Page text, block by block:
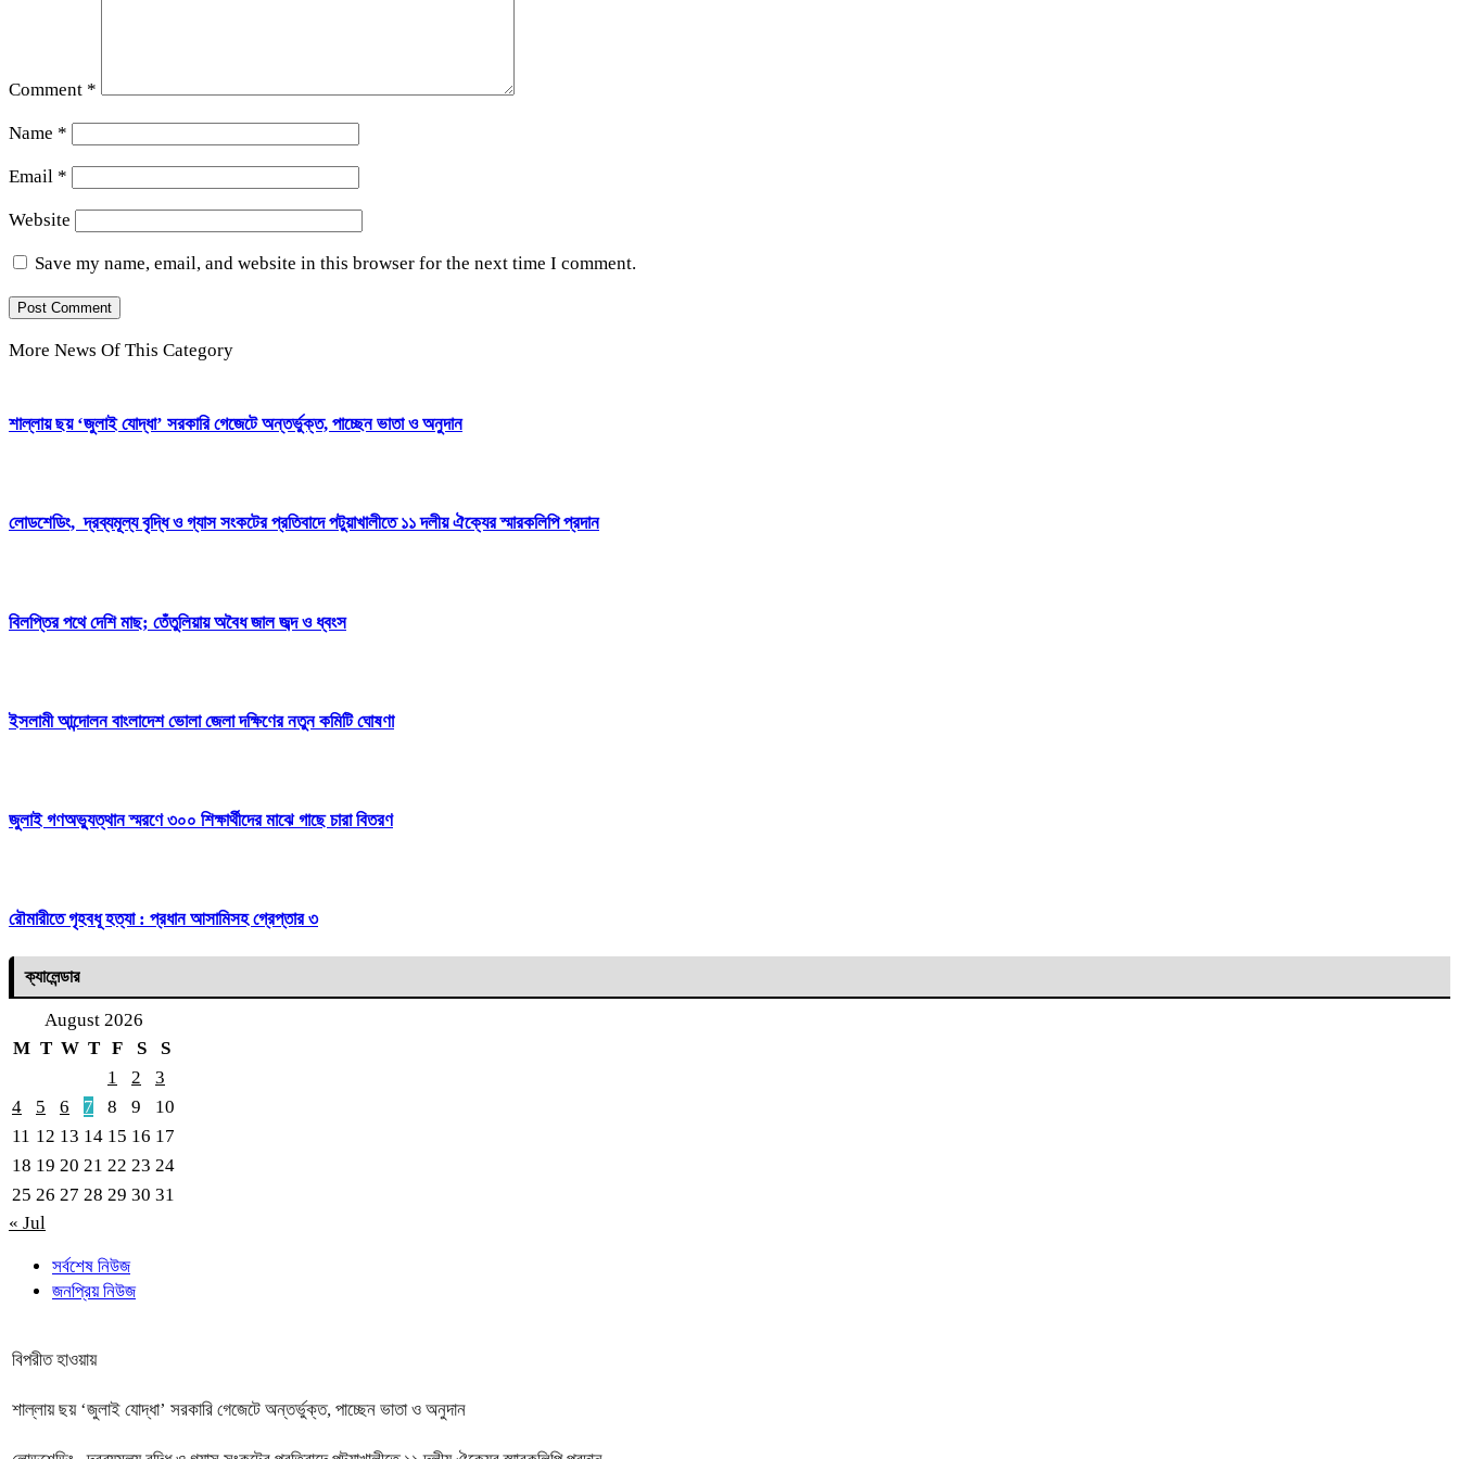
Comment *
Name *
Email *
Website
Save my name, email, and website in this browser for the next time I comment.
More News Of This Category
শাল্লায় ছয় ‘জুলাই যোদ্ধা’ সরকারি গেজেটে অন্তর্ভুক্ত, পাচ্ছেন ভাতা ও অনুদান
লোডশেডিং, দ্রব্যমূল্য বৃদ্ধি ও গ্যাস সংকটের প্রতিবাদে পটুয়াখালীতে ১১ দলীয় ঐক্যের স্মারকলিপি প্রদান
বিলপ্তির পথে দেশি মাছ; তেঁতুলিয়ায় অবৈধ জাল জব্দ ও ধ্বংস
ইসলামী আন্দোলন বাংলাদেশ ভোলা জেলা দক্ষিণের নতুন কমিটি ঘোষণা
জুলাই গণঅভ্যুত্থান স্মরণে ৩০০ শিক্ষার্থীদের মাঝে গাছে চারা বিতরণ
রৌমারীতে গৃহবধূ হত্যা : প্রধান আসামিসহ গ্রেপ্তার ৩
ক্যালেন্ডার
August 2026
M T W T F S
S
1
2
3
4
5 6 7 8 9
10
11 12 13 14 15 16 17
18 19 20 21 22 23 24
25 26 27 28 29 30 31
« Jul
সর্বশেষ নিউজ
জনপ্রিয় নিউজ
বিপরীত হাওয়ায়
শাল্লায় ছয় ‘জুলাই যোদ্ধা’ সরকারি গেজেটে অন্তর্ভুক্ত, পাচ্ছেন ভাতা ও অনুদান